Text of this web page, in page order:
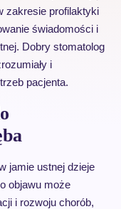
zakresie profilaktyki
świadomości i
Dobry stomatolog
i
pacjenta.
jamie ustnej dzieje
objawu może
i rozwoju chorób,